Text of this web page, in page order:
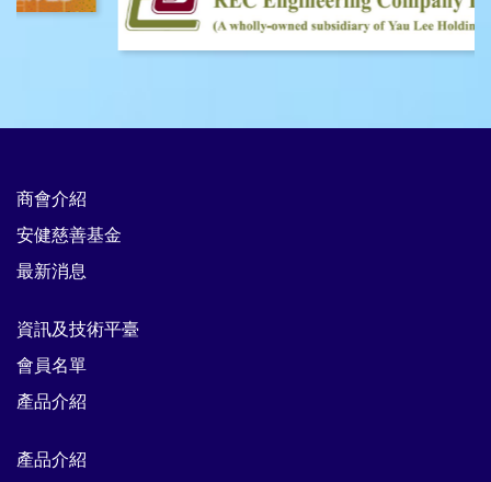
商會介紹
安健慈善基金
最新消息
資訊及技術平臺
會員名單
產品介紹
產品介紹